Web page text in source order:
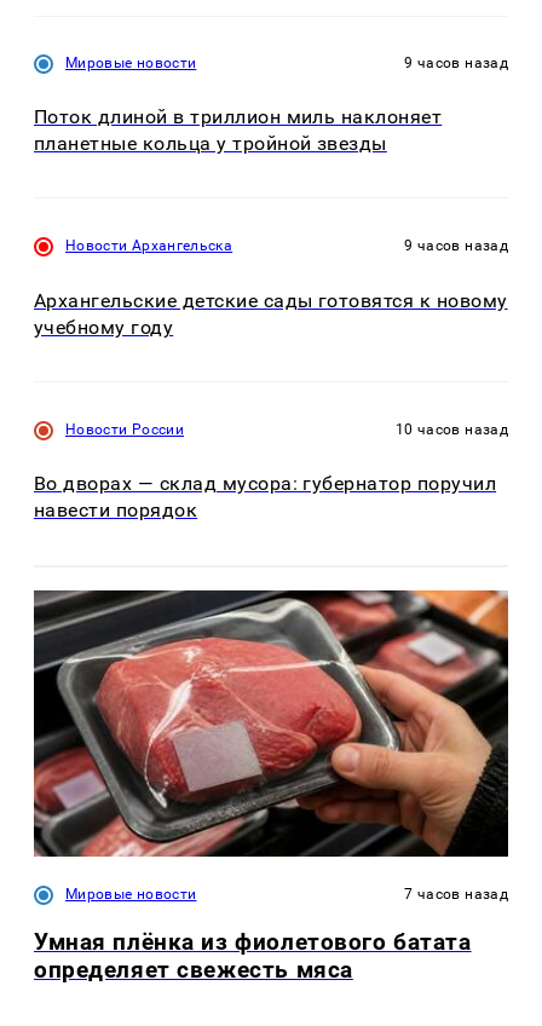
Мировые новости 9 часов назад
Поток длиной в триллион миль наклоняет
планетные кольца у тройной звезды
Новости Архангельска 9 часов назад
Архангельские детские сады готовятся к новому
учебному году
Новости России 10 часов назад
Во дворах — склад мусора: губернатор поручил
навести порядок
Мировые новости 7 часов назад
Умная плёнка из фиолетового батата
определяет свежесть мяса